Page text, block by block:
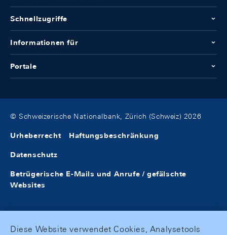
Schnellzugriffe
Informationen für
Portale
© Schweizerische Nationalbank, Zürich (Schweiz) 2026
Urheberrecht Haftungsbeschränkung
Datenschutz
Betrügerische E-Mails und Anrufe / gefälschte
Websites
Diese Website verwendet Cookies, Analysetools